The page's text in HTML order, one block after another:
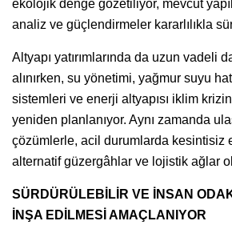
ekolojik denge gözetiliyor, mevcut
analiz ve güçlendirmeler kararlılıkla
Altyapı yatırımlarında da uzun vadeli
alınırken, su yönetimi, yağmur suyu
sistemleri ve enerji altyapısı iklim
yeniden planlanıyor. Aynı zamanda
çözümlerle, acil durumlarda kesintisiz
alternatif güzergâhlar ve lojistik ağlar
SÜRDÜRÜLEBİLİR VE İNSAN
İNŞA EDİLMESİ AMAÇLANIYOR